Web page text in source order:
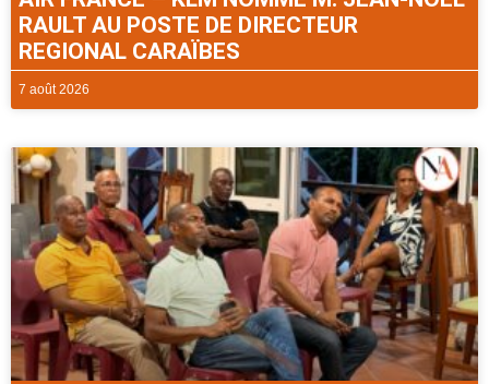
RAULT AU POSTE DE DIRECTEUR
REGIONAL CARAÏBES
7 août 2026